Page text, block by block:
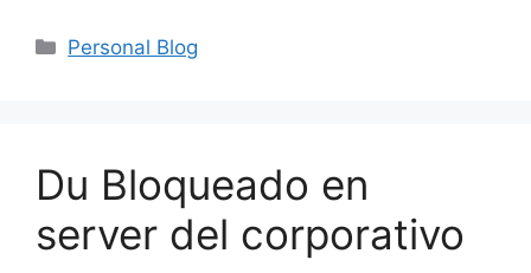
Categorías
Personal Blog
Du Bloqueado en
server del corporativo